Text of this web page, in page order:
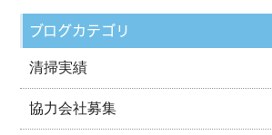
ブログカテゴリ
清掃実績
協力会社募集